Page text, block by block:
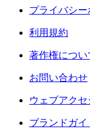
プライバシー
利用規約
著作権につい
お問い合わせ
ウェブアク
ブランドガイ